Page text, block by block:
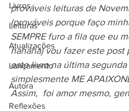
Livros
Leituras
Atualizações
Lançamento
Autora
Reflexões
prováveis leituras de
(prováveis porque faço
SEMPRE furo a fila que eu
hahaha) vou fazer este post
este livro na última segunda
simplesmente ME
Assim,  foi amor mesmo,